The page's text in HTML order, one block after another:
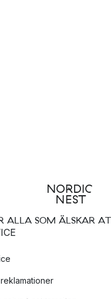
ALLA SOM ÄLSKAR